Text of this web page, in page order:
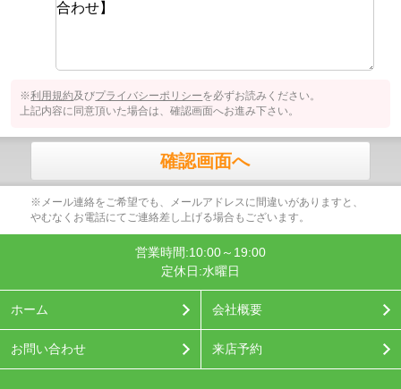
※利用規約及びプライバシーポリシーを必ずお読みください。
上記内容に同意頂いた場合は、確認画面へお進み下さい。
確認画面へ
※メール連絡をご希望でも、メールアドレスに間違いがありますと、
やむなくお電話にてご連絡差し上げる場合もございます。
営業時間:10:00～19:00
定休日:水曜日
ホーム 会社概要
お問い合わせ 来店予約